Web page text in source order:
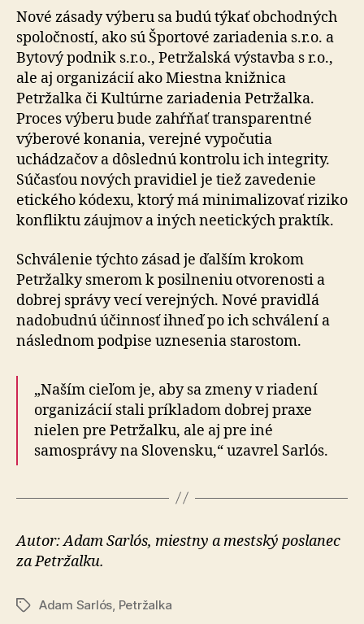
Nové zásady výberu sa budú týkať obchodných
spo­loč­ností, ako sú Športové zariadenia s.r.o. a
Bytový podnik s.r.o., Petržalská výstavba s r.o.,
ale aj organizácií ako Miestna knižnica
Petržalka či Kultúrne zariadenia Petržalka.
Proces výberu bude zahŕňať transparentné
výberové konania, verejné vypočutia
uchádzačov a dôslednú kontrolu ich integrity.
Súčasťou nových pravidiel je tiež zavedenie
etického kódexu, ktorý má minimalizovať riziko
konfliktu záujmov a iných ne­e­tic­kých praktík.
Schválenie týchto zásad je ďalším krokom
Petržalky sme­rom k posilneniu otvorenosti a
dobrej správy vecí ve­rej­ných. Nové pravidlá
nadobudnú účinnosť ihneď po ich schválení a
následnom podpise uznesenia starostom.
„Naším cieľom je, aby sa zmeny v riadení
organizácií stali príkladom dobrej praxe
nielen pre Petržalku, ale aj pre iné
samosprávy na Slovensku,“ uzavrel Sarlós.
Autor: Adam Sarlós, miestny a mestský poslanec
za Petržalku.
ZnačkyAdam Sarlós Petržalka